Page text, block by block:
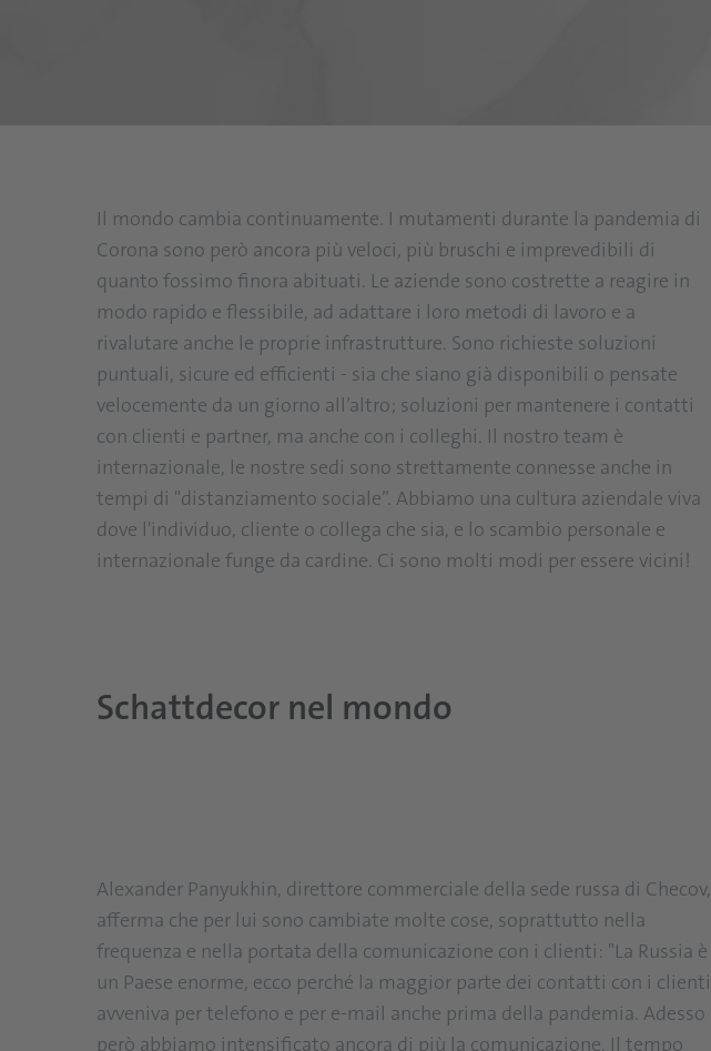
Il mondo cambia continuamente. I mutamenti durante la pandemia di
Corona sono però ancora più veloci, più bruschi e imprevedibili di
quanto fossimo finora abituati. Le aziende sono costrette a reagire in
modo rapido e flessibile, ad adattare i loro metodi di lavoro e a
rivalutare anche le proprie infrastrutture. Sono richieste soluzioni
puntuali, sicure ed efficienti - sia che siano già disponibili o pensate
velocemente da un giorno all’altro; soluzioni per mantenere i contatti
con clienti e partner, ma anche con i colleghi. Il nostro team è
internazionale, le nostre sedi sono strettamente connesse anche in
tempi di "distanziamento sociale”. Abbiamo una cultura aziendale viva
dove l'individuo, cliente o collega che sia, e lo scambio personale e
internazionale funge da cardine. Ci sono molti modi per essere vicini!
Schattdecor nel mondo
Alexander Panyukhin, direttore commerciale della sede russa di Checov,
afferma che per lui sono cambiate molte cose, soprattutto nella
frequenza e nella portata della comunicazione con i clienti: "La Russia è
un Paese enorme, ecco perché la maggior parte dei contatti con i clienti
avveniva per telefono e per e-mail anche prima della pandemia. Adesso
però abbiamo intensificato ancora di più la comunicazione. Il tempo